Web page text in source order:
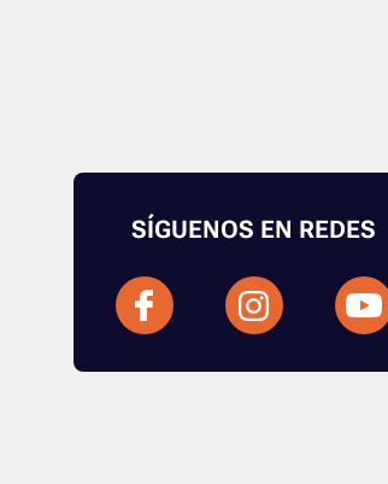
SÍGUENOS EN REDES